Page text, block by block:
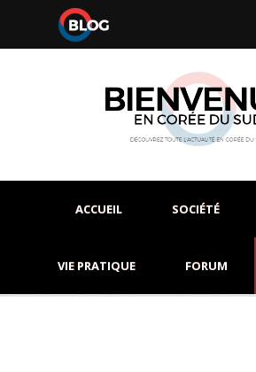
ACCUEIL SOCIÉTÉ
VIE PRATIQUE FORUM